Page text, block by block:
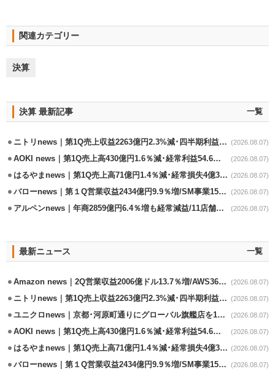
関連カテゴリー
決算
決算 最新記事 一覧
ニトリnews｜第1Q売上収益2263億円2.3%減･四半期利益1.4％減 (2026.08.07)
AOKI news｜第1Q売上高430億円1.6％減･経常利益54.6％減 (2026.08.07)
はるやまnews｜第1Q売上高71億円1.4％減･経常損失4億3800万円 (2026.08.07)
バローnews｜第１Q営業収益2434億円9.9％増/SM事業15.5％増と絶好調 (2026.08.07)
アルペンnews｜年商2859億円6.4％増も経常減益/11店舗出店､4店閉鎖 (2026.08.07)
最新ニュース 一覧
Amazon news｜2Q営業収益2006億ドル13.7％増/AWS36.8％％増が貢献 (2026.08.07)
ニトリnews｜第1Q売上収益2263億円2.3%減･四半期利益1.4％減 (2026.08.07)
ユニクロnews｜京都･河原町通りにグローバル旗艦店を11/6開設 (2026.08.07)
AOKI news｜第1Q売上高430億円1.6％減･経常利益54.6％減 (2026.08.07)
はるやまnews｜第1Q売上高71億円1.4％減･経常損失4億3800万円 (2026.08.07)
バローnews｜第１Q営業収益2434億円9.9％増/SM事業15.5％増と絶好調 (2026.08.07)